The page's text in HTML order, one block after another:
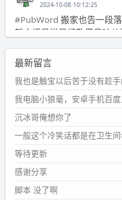
2024-10-08 10:12:25
#PubWord 搬家也告一段
新衣柜虽说已经散俩月味儿
wdssmq
2024-09-23 21:00:49
#PubWord要不我每年汇总
第1页https://www.
B%A8%E9%9B%86/
wdssmq
2024-09-23 20:58:40
#PubWord
条嘟？？？？
wdssmq
2024-09-15 10:32:07
最新留言
沉冰哥俺想你了
一般这个冷笑话都是在卫生
等待更新
感谢分享
脚本 没了啊